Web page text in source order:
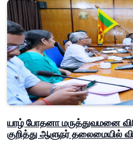
யாழ் போதனா மருத்துவமனை
குறித்து ஆளுநர்